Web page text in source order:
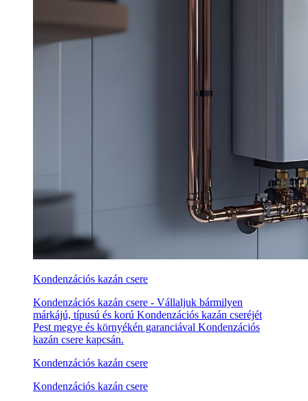
Kondenzációs kazán csere
Kondenzációs kazán csere - Vállaljuk bármilyen
márkájú, típusú és korú Kondenzációs kazán cseréjét
Pest megye és környékén garanciával Kondenzációs
kazán csere kapcsán.
Kondenzációs kazán csere
Kondenzációs kazán csere